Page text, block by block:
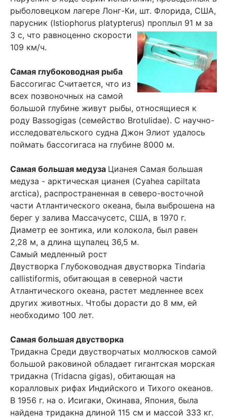
рыболовецком лагере Лонг-Ки, шт. Флорида, США,
парусник (Istiophorus platypterus) проплыл 91 м за
3 с, что равноценно скорости
109 км/ч.
Самая глубоководная рыба
Бассогигас Считается, что из
всех позвоночных на самой
большой глубине живут рыбы, относящиеся к
роду Bassogigas (семейство Brotulidae). С научно-
исследовательского судна Джон Элиот удалось
поймать бассогигаса на глубине 8000 м.
Самая большая медуза Цианея Самая большая
медуза - арктическая цианея (Cyahea capiltata
arctica), распространенная в северо-восточной
части Атлантического океана, была выброшена на
берег у залива Массачусетс, США, в 1970 г.
Диаметр ее зонтика, или колокола, был равен
2,28 м, а длина щупалец 36,5 м.
Самый медленный рост
Двустворка Глубоководная двустворка Tindaria
callistiformis, обитающая в северной части
Атлантического океана, растет медленнее всех
других животных. Чтобы дорасти до 8 мм, ей
необходимо 100 лет.
Самая большая двустворка
Тридакна Среди двустворчатых моллюсков самой
большой раковиной обладает гигантская морская
тридакна (Tridacna gigas), обитающая на
коралловых рифах Индийского и Тихого океанов.
В 1956 г. на о. Исигаки, Окинава, Япония, была
найдена тридакна длиной 115 см и массой 333 кг.